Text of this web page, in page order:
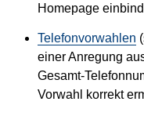
Homepage
Telefonvorwahlen
einer Anregung
Gesamt-
Vorwahl korrekt